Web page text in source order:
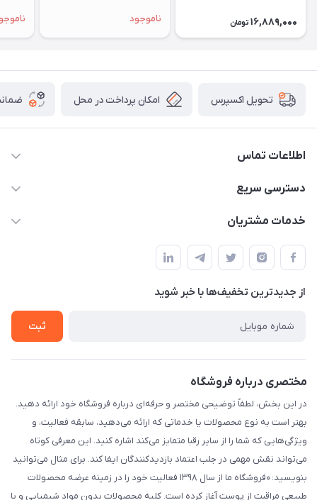
16,889,000 تومان ناموجود
تحویل اکسپرس امکان پرداخت در محل
اطلاعات تماس
۰۲۱۰۰۰۰۰۰۰۰
دسترسی سریع
حساب کاربری
لیست محصولات
درباره ما
خدمات مشتریان
قوانین و مقررات
حریم خصوصی
راهنما
از جدید‌ترین تخفیف‌ها با‌ خبر شوید
ثبت
مختصری درباره فروشگاه
در این بخش، لطفاً توضیحی مختصر و حرفه‌ای درباره فروشگاه خود ارائه دهید.
بهتر است به نوع محصولات یا خدماتی که ارائه می‌دهید، سابقه فعالیت، و
ویژگی‌هایی که شما را از سایر رقبا متمایز می‌کند اشاره کنید. این معرفی کوتاه
می‌تواند نقش مهمی در جلب اعتماد بازدیدکنندگان ایفا کند. برای مثال می‌توانید
بنویسید: «فروشگاه ما از سال ۱۳۹۸ فعالیت خود را در زمینه عرضه محصولات
طبیعی مراقبت از پوست آغاز کرده است. کلیه محصولات بدون مواد شیمیایی و با